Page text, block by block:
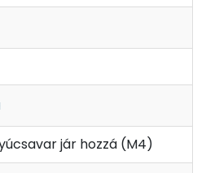
jár hozzá (M4)